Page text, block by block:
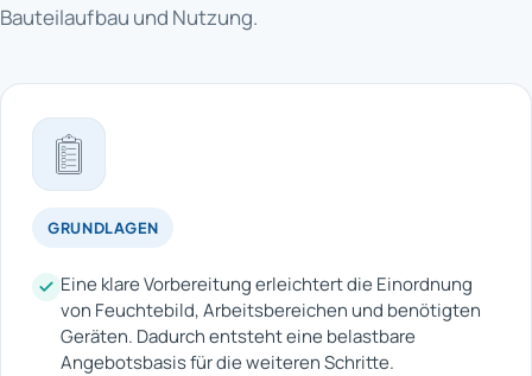
Bauteilaufbau und Nutzung.
GRUNDLAGEN
Eine klare Vorbereitung erleichtert die Einordnung
von Feuchtebild, Arbeitsbereichen und benötigten
Geräten. Dadurch entsteht eine belastbare
Angebotsbasis für die weiteren Schritte.